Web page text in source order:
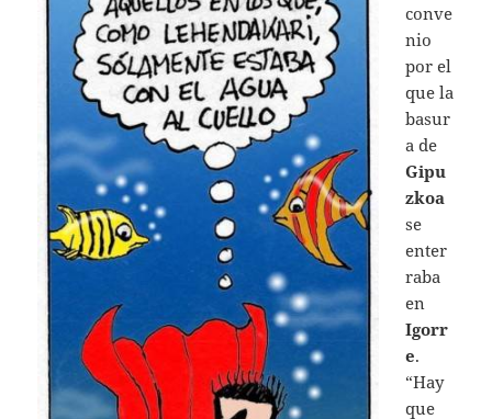
conve
nio
por el
que la
basur
a de
Gipu
zkoa
se
enter
raba
en
Igorr
e.
“Hay
que